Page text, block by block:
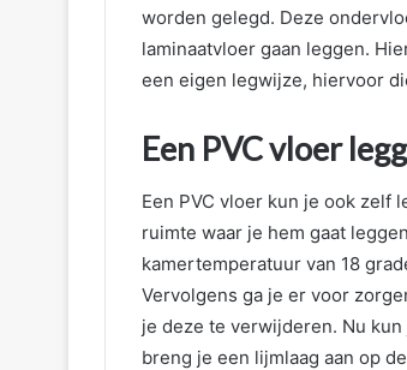
worden gelegd. Deze
laminaatvloer gaan leggen.
een eigen legwijze, hiervoor
Een PVC vloer
Een PVC vloer kun je ook zelf
ruimte waar je hem gaat
kamertemperatuur van 18
Vervolgens ga je er voor
je deze te verwijderen. Nu
breng je een lijmlaag aan op